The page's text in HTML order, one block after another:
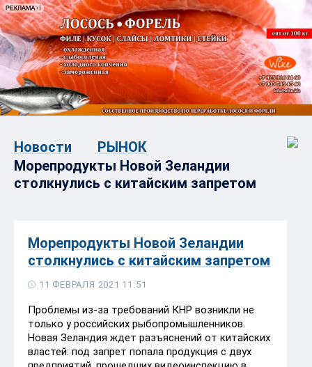
Новости
РЫНОК
Морепродукты Новой Зеландии
столкнулись с китайским запретом
Морепродукты Новой Зеландии
столкнулись с китайским запретом
11 ФЕВРАЛЯ 2021 11:51
Проблемы из-за требований КНР возникли не
только у российских рыбопромышленников.
Новая Зеландия ждет разъяснений от китайских
властей: под запрет попала продукция с двух